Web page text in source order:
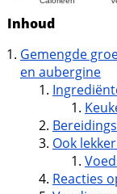
Inhoud
Gemengde
en aubergine
Ook
Reacties